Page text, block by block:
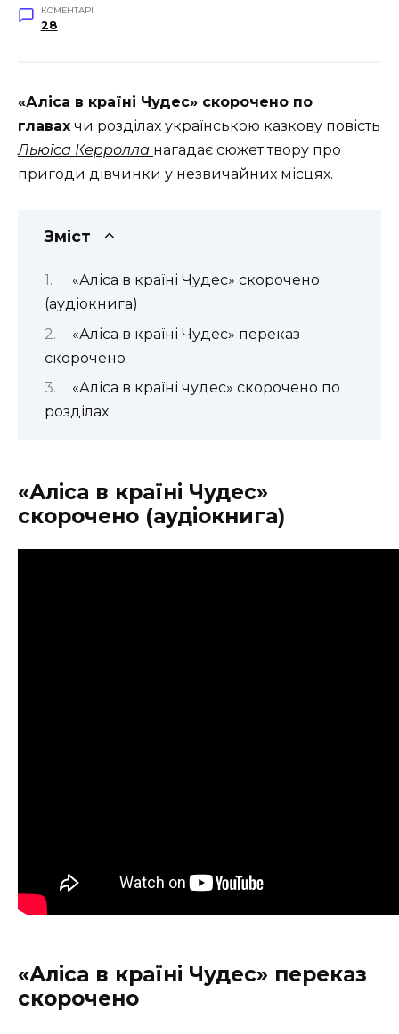
КОМЕНТАРІ
28
«Аліса в країні Чудес» скорочено по
главах чи розділах українською казкову повість
Льюїса Керролла нагадає сюжет твору про
пригоди дівчинки у незвичайних місцях.
Зміст
«Аліса в країні Чудес» скорочено
(аудіокнига)
«Аліса в країні Чудес» переказ
скорочено
«Аліса в країні чудес» скорочено по
розділах
«Аліса в країні Чудес»
скорочено (аудіокнига)
«Аліса в країні Чудес» переказ
скорочено